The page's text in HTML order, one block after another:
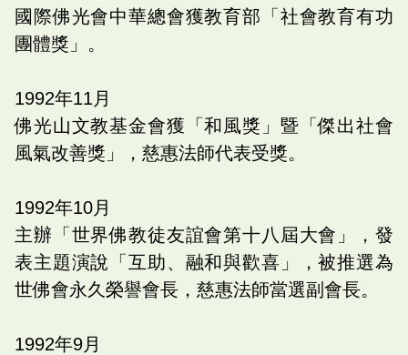
國際佛光會中華總會獲教育部「社會教育有功
團體獎」。
1992年11 月
佛光山文教基金會獲「和風獎」暨「傑出社會
風氣改善獎」，慈惠法師代表受獎。
1992年10月
主辦「世界佛教徒友誼會第十八屆大會」，發
表主題演說「互助、融和與歡喜」，被推選為
世佛會永久榮譽會長，慈惠法師當選副會長。
1992年9月